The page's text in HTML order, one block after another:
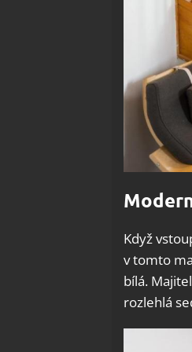
Když
v tomto
bílá.
rozlehlá